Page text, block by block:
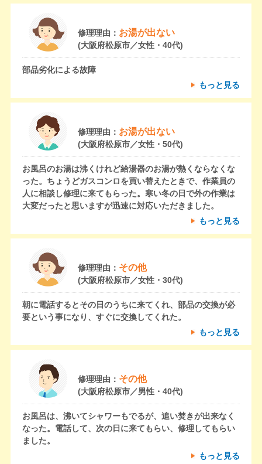
修理理由： お湯が出ない
(大阪府松原市／女性・40代)
部品劣化による故障
もっと見る
修理理由： お湯が出ない
(大阪府松原市／女性・50代)
お風呂のお湯は沸くけれど給湯器のお湯が熱くならなくな
った。ちょうどガスコンロを買い替えたときで、作業員の
人に相談し修理に来てもらった。寒い冬の日で外の作業は
大変だったと思いますが迅速に対応いただきました。
もっと見る
修理理由： その他
(大阪府松原市／女性・30代)
朝に電話するとその日のうちに来てくれ、部品の交換が必
要という事になり、すぐに交換してくれた。
もっと見る
修理理由： その他
(大阪府松原市／男性・40代)
お風呂は、沸いてシャワーもでるが、追い焚きが出来なく
なった。電話して、次の日に来てもらい、修理してもらい
ました。
もっと見る